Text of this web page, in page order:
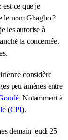
est-ce que je
le nom Gbagbo ?
les autorise à
la concernée.
considère
peu amènes entre
. Notamment à
(CPI).
demain jeudi 25